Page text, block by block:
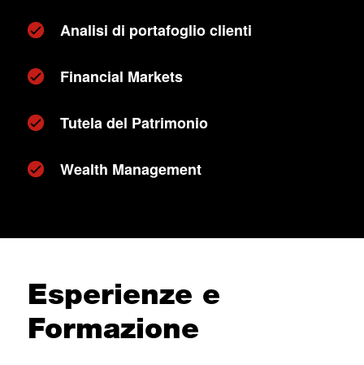
Analisi di portafoglio clienti
Financial Markets
Tutela del Patrimonio
Wealth Management
Esperienze e
Formazione